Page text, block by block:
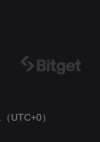
（UTC+0）